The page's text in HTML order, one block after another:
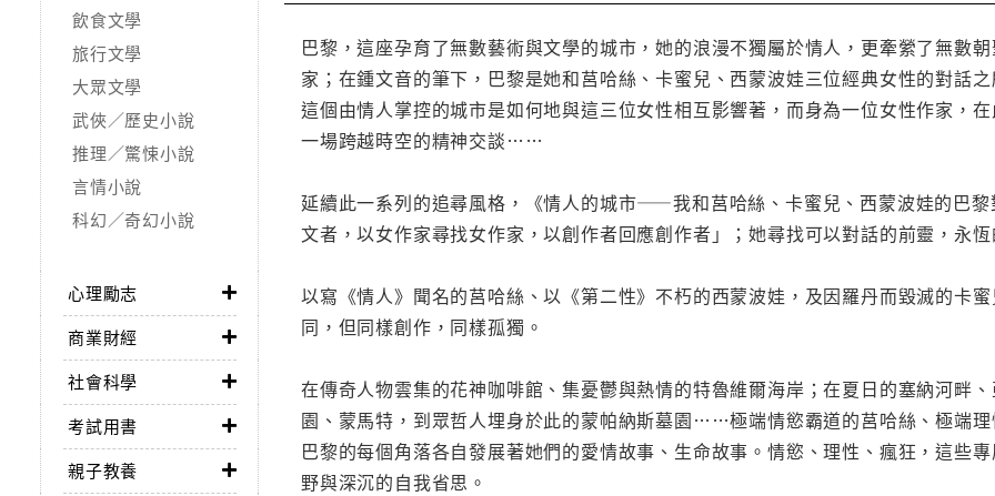
飲食文學
旅行文學
大眾文學
武俠／歷史小說
推理／驚悚小說
言情小說
科幻／奇幻小說
心理勵志
商業財經
社會科學
考試用書
親子教養
巴黎，這座孕育了無數藝術與文學的城市，她的浪漫不獨屬於情人，更牽縈了無數
家；在鍾文音的筆下，巴黎是她和莒哈絲、卡蜜兒、西蒙波娃三位經典女性的對話
這個由情人掌控的城市是如何地與這三位女性相互影響著，而身為一位女性作家，
一場跨越時空的精神交談……
延續此一系列的追尋風格，《情人的城市——我和莒哈絲、卡蜜兒、西蒙波娃的巴
文者，以女作家尋找女作家，以創作者回應創作者」；她尋找可以對話的前靈，永恆
以寫《情人》聞名的莒哈絲、以《第二性》不朽的西蒙波娃，及因羅丹而毀滅的卡
同，但同樣創作，同樣孤獨。
在傳奇人物雲集的花神咖啡館、集憂鬱與熱情的特魯維爾海岸；在夏日的塞納河畔
園、蒙馬特，到眾哲人埋身於此的蒙帕納斯墓園……極端情慾霸道的莒哈絲、極端
巴黎的每個角落各自發展著她們的愛情故事、生命故事。情慾、理性、瘋狂，這些
野與深沉的自我省思。